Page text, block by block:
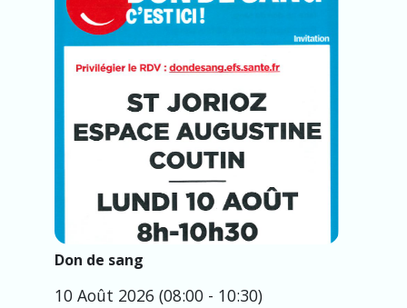
Don de sang
10 Août 2026 (08:00 - 10:30)